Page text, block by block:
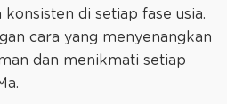
di setiap fase usia.
cara yang menyenangkan
dan menikmati setiap